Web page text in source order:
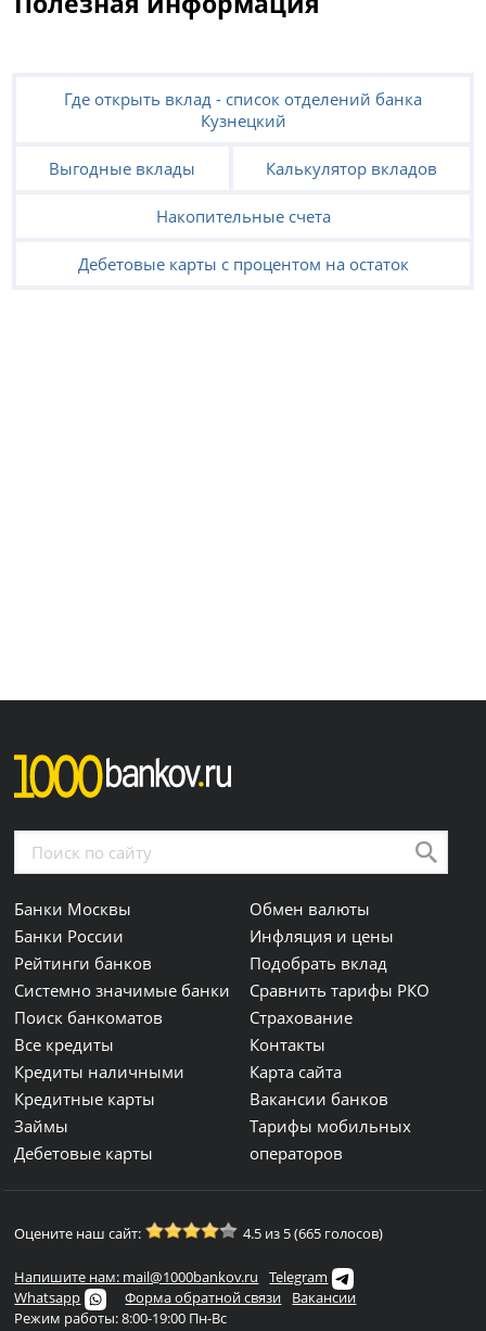
Где открыть вклад - список отделений банка
Кузнецкий
Выгодные вклады Калькулятор вкладов
Накопительные счета
Дебетовые карты с процентом на остаток
Банки Москвы
Банки России
Рейтинги банков
Системно значимые банки
Поиск банкоматов
Все кредиты
Кредиты наличными
Кредитные карты
Займы
Дебетовые карты
Обмен валюты
Инфляция и цены
Подобрать вклад
Сравнить тарифы РКО
Страхование
Контакты
Карта сайта
Вакансии банков
Тарифы мобильных
операторов
Оцените наш сайт: 4.5 из 5 (665 голосов)
Напишите нам: mail@1000bankov.ru
Telegram
Whatsapp
Форма обратной связи
Вакансии
Режим работы: 8:00-19:00 Пн-Вс